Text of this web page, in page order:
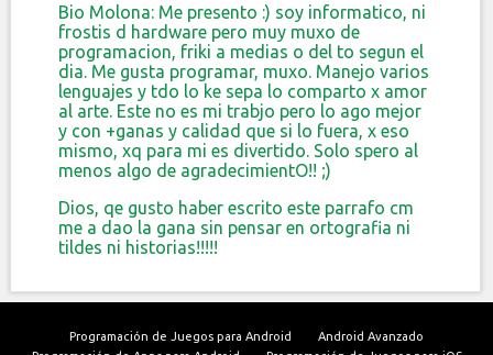
Bio Molona: Me presento :) soy informatico, ni
frostis d hardware pero muy muxo de
programacion, friki a medias o del to segun el
dia. Me gusta programar, muxo. Manejo varios
lenguajes y tdo lo ke sepa lo comparto x amor
al arte. Este no es mi trabjo pero lo ago mejor
y con +ganas y calidad que si lo fuera, x eso
mismo, xq para mi es divertido. Solo spero al
menos algo de agradecimientO!! ;)
Dios, qe gusto haber escrito este parrafo cm
me a dao la gana sin pensar en ortografia ni
tildes ni historias!!!!!
Programación de Juegos para Android
Android Avanzado